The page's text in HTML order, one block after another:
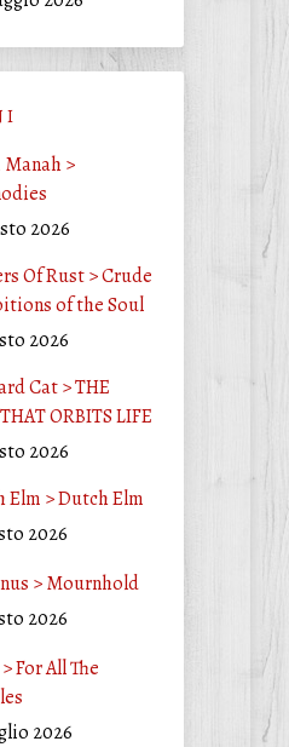
I
>
2026
Of Rust > Crude
of the Soul
2026
Cat > THE
ORBITS LIFE
2026
Elm > Dutch Elm
2026
> Mournhold
2026
For All The
2026